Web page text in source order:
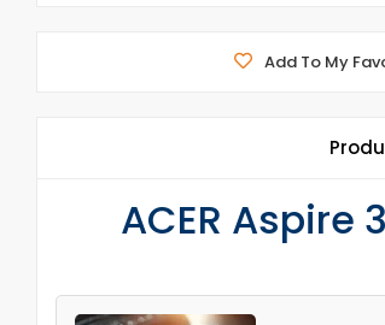
Add To My
ACER Aspire